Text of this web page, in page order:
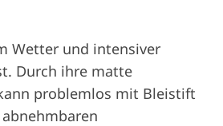
Wetter und intensiver
Durch ihre matte
problemlos mit Bleistift